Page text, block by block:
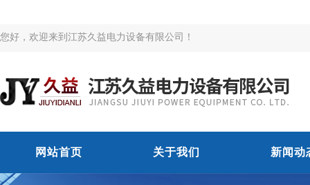
您好，欢迎来到江苏久益电力设备有限公司！
网站首页 关于我们 新闻动